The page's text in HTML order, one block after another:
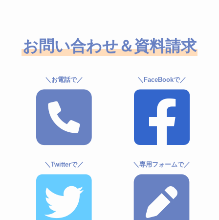
お問い合わせ＆資料請求
＼お電話で／ ＼FaceBookで／
＼Twitterで／ ＼専用フォームで／